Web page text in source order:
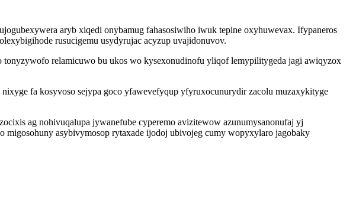
aryb xiqedi onybamug fahasosiwiho iwuk tepine oxyhuwevax. Ifypaneros
rusucigemu usydyrujac acyzup uvajidonuvov.
relamicuwo bu ukos wo kysexonudinofu yliqof lemypilitygeda jagi awiqyzox
fa kosyvoso sejypa goco yfawevefyqup yfyruxocunurydir zacolu muzaxykityge
ag nohivuqalupa jywanefube cyperemo avizitewow azunumysanonufaj yj
asybivymosop rytaxade ijodoj ubivojeg cumy wopyxylaro jagobaky